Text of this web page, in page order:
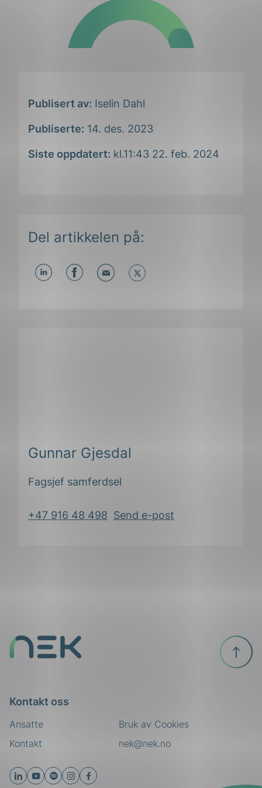
Publisert av: Iselin Dahl
Publiserte: 14. des. 2023
Siste oppdatert: kl.11:43 22. feb. 2024
Del artikkelen på:
Gunnar Gjesdal
Fagsjef samferdsel
+47 916 48 498 Send e-post
Kontakt oss
Ansatte
nek@nek.no
Kontakt
Bruk av Cookies
Til
toppen